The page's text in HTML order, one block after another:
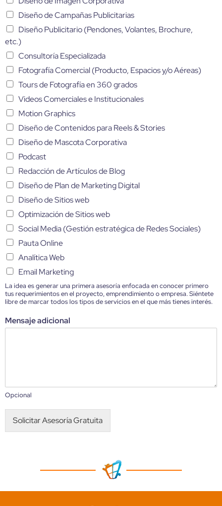
Diseño de Campañas Publicitarias
Diseño Publicitario (Pendones, Volantes, Brochure,
etc.)
Consultoría Especializada
Fotografía Comercial (Producto, Espacios y/o Aéreas)
Tours de Fotografía en 360 grados
Videos Comerciales e Institucionales
Motion Graphics
Diseño de Contenidos para Reels & Stories
Diseño de Mascota Corporativa
Podcast
Redacción de Artículos de Blog
Diseño de Plan de Marketing Digital
Diseño de Sitios web
Optimización de Sitios web
Social Media (Gestión estratégica de Redes Sociales)
Pauta Online
Analítica Web
Email Marketing
La idea es generar una primera asesoría enfocada en conocer primero
tus requerimientos en el proyecto, emprendimiento o empresa. Siéntete
libre de marcar todos los tipos de servicios en el que más tienes interés.
Mensaje adicional
Opcional
Solicitar Asesoría Gratuita